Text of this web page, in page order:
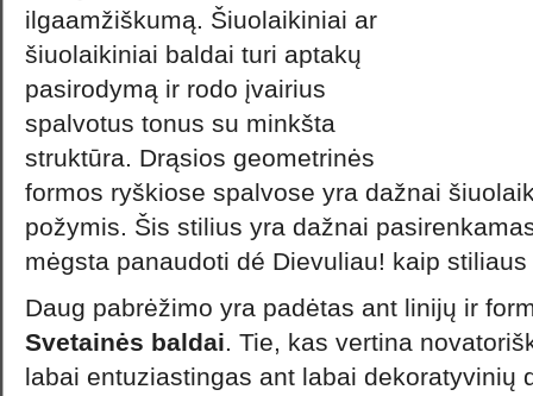
ilgaamžiškumą. Šiuolaikiniai ar
šiuolaikiniai baldai turi aptakų
pasirodymą ir rodo įvairius
spalvotus tonus su minkšta
struktūra. Drąsios geometrinės
formos ryškiose spalvose yra dažnai
požymis. Šis stilius yra dažnai
mėgsta panaudoti dé Dievuliau! kaip
Daug pabrėžimo yra padėtas ant linijų ir
Svetainės baldai. Tie, kas vertina
labai entuziastingas ant labai dekoratyvinių